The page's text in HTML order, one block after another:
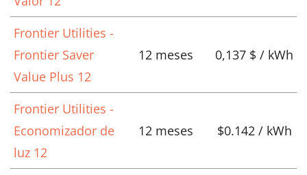
Frontier Utilities -
Frontier Saver
Value Plus 12
12 meses 0,137 $ / kWh
Frontier Utilities -
Economizador de
luz 12
12 meses $0.142 / kWh